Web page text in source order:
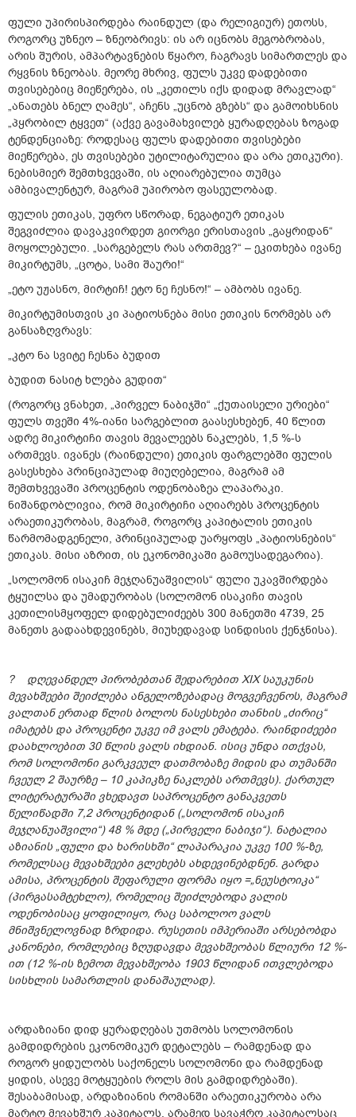
ფული უპირისპირდება რაინდულ (და რელიგიურ) ეთოსს,
როგორც უზნეო – ზნეობრივს: ის არ იცნობს მეგობრობას,
არის შურის, ამპარტავნების წყარო, ჩაგრავს სიმართლეს და
რყვნის ზნეობას. მეორე მხრივ, ფულს უკვე დადებითი
თვისებებიც მიეწერება, ის „კეთილს იქს დიდად მრავლად“
„ანათებს ბნელ ღამეს“, აჩენს „უცნობ გზებს“ და გამოიხსნის
„პყრობილ ტყვეთ“ (აქვე გავამახვილებ ყურადღებას ზოგად
ტენდენციაზე: როდესაც ფულს დადებითი თვისებები
მიეწერება, ეს თვისებები უტილიტარულია და არა ეთიკური).
ნებისმიერ შემთხვევაში, ის აღიარებულია თუმცა
ამბივალენტურ, მაგრამ უპირობო ფასეულობად.
ფულის ეთიკას, უფრო სწორად, ნეგატიურ ეთიკას
შეგვიძლია დავაკვირდეთ გიორგი ერისთავის „გაყრიდან“
მოყოლებული. „სარგებელს რას ართმევ?“ – ეკითხება ივანე
მიკირტუმს, „ცოტა, სამი შაური!“
„ეტო უჟასნო, მირტიჩ! ეტო ნე ჩესნო!“ – ამბობს ივანე.
მიკირტუმისთვის კი პატიოსნება მისი ეთიკის ნორმებს არ
განსაზღვრავს:
„კტო ნა სვიტე ჩესნა ბუდით
ბუდით ნასიტ ხლება გუდით“
(როგორც ვნახეთ, „პირველ ნაბიჯში“ „ქუთაისელი ურიები“
ფულს თვეში 4%-იანი სარგებლით გაასესხებენ, 40 წლით
ადრე მიკირტიჩი თავის მევალეებს ნაკლებს, 1,5 %-ს
ართმევს. ივანეს (რაინდული) ეთიკის ფარგლებში ფულის
გასესხება პრინციპულად მიუღებელია, მაგრამ ამ
შემთხვევაში პროცენტის ოდენობაზეა ლაპარაკი.
ნიშანდობლივია, რომ მიკირტიჩი აღიარებს პროცენტის
არაეთიკურობას, მაგრამ, როგორც კაპიტალის ეთიკის
წარმომადგენელი, პრინციპულად უარყოფს „პატიოსნების“
ეთიკას. მისი აზრით, ის ეკონომიკაში გამოუსადეგარია).
„სოლომონ ისაკიჩ მეჯღანუაშვილის“ ფული უკავშირდება
ტყუილსა და უმადურობას (სოლომონ ისაკიჩი თავის
კეთილისმყოფელ დიდებულიძეებს 300 მანეთში 4739, 25
მანეთს გადაახდევინებს, მიუხედავად სინდისის ქენჯნისა).
? დღევანდელ პირობებთან შედარებით XIX საუკუნის
მევახშეები შეიძლება ანგელოზებადაც მოგვეჩვენოს, მაგრამ
ვალთან ერთად წლის ბოლოს ნასესხები თანხის „ძირიც“
იმატებს და პროცენტი უკვე იმ ვალს ემატება. რაინდიძეები
დაახლოებით 30 წლის ვალს იხდიან. ისიც უნდა ითქვას,
რომ სოლომონი გარკვეულ დათმობაზე მიდის და თუმანში
ჩვეულ 2 შაურზე – 10 კაპიკზე ნაკლებს ართმევს). ქართულ
ლიტერატურაში ვხედავთ საპროცენტო განაკვეთს
წელიწადში 7,2 პროცენტიდან („სოლომონ ისაკიჩ
მეჯღანუაშვილი“) 48 % მდე („პირველი ნაბიჯი“). ნატალია
აზიანის „ფული და ხარისხში“ ლაპარაკია უკვე 100 %-ზე,
რომელსაც მევახშეები გლეხებს ახდევინებდნენ. გარდა
ამისა, პროცენტის შეფარული ფორმა იყო =„ნეუსტოიკა“
(პირგასამტეხლო), რომელიც შეიძლებოდა ვალის
ოდენობისაც ყოფილიყო, რაც საბოლოო ვალს
მნიშვნელოვნად ზრდიდა. რუსეთის იმპერიაში არსებობდა
კანონები, რომლებიც ზღუდავდა მევახშეობას წლიური 12 %-
ით (12 %-ის ზემოთ მევახშეობა 1903 წლიდან ითვლებოდა
სისხლის სამართლის დანაშაულად).
არდაზიანი დიდ ყურადღებას უთმობს სოლომონის
გამდიდრების ეკონომიკურ დეტალებს – რამდენად და
როგორ ყიდულობს საქონელს სოლომონი და რამდენად
ყიდის, ასევე მოტყუების როლს მის გამდიდრებაში).
შესაბამისად, არდაზიანის რომანში არაეთიკურობა არა
მარტო მევახშურ კაპიტალს, არამედ სავაჭრო კაპიტალსაც